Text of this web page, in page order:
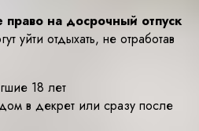
на досрочный отпуск
уйти отдыхать, не отработав
18 лет
в декрет или сразу после